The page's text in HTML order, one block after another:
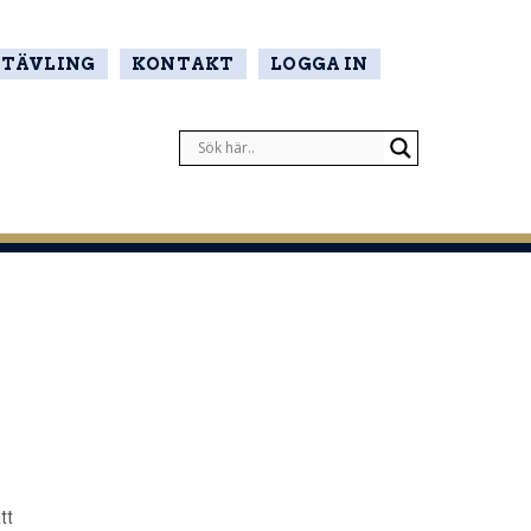
TÄVLING KONTAKT LOGGA IN